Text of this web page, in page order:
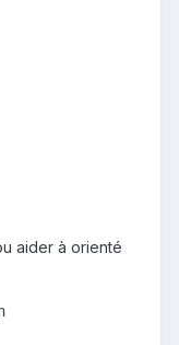
aider à orienté